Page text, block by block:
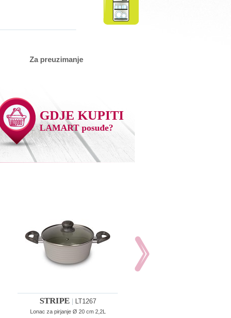
Za preuzimanje
GDJE KUPITI
LAMART posuđe?
STRIPE| LT1267
Lonac za pirjanje Ø 20 cm 2,2L